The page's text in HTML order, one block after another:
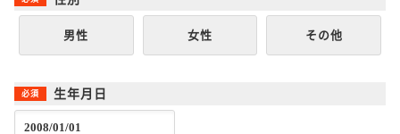
男性 女性 その他
生年月日